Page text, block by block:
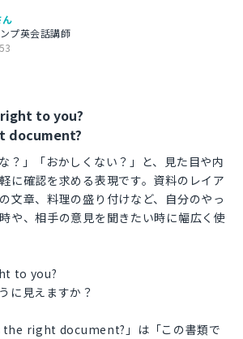
プ英会話講師
to you?
document?
？」「おかしくない？」と、見た目や内
に確認を求める表現です。資料のレイア
文章、料理の盛り付けなど、自分のやっ
や、相手の意見を聞きたい時に幅広く使
to you?
に見えますか？
the right document?」は「この書類で